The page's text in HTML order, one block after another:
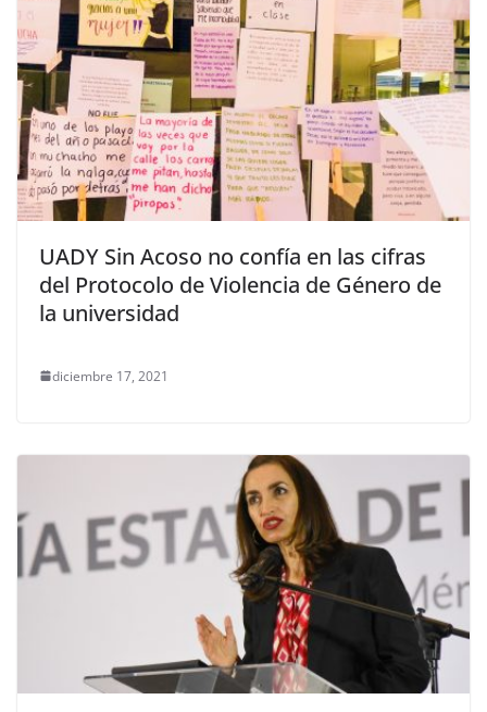
UADY Sin Acoso no confía en las cifras
del Protocolo de Violencia de Género de
la universidad
diciembre 17, 2021